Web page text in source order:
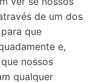
de um dos
que
e,
nossos
qualquer